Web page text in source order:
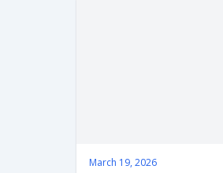
March 19, 2026